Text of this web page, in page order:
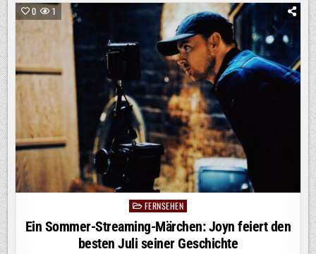
MAGENTASPORT:
„WIR
KÖNNEN
ES
NOCH
BESSER“
–
MSV-
COACH
HIRSCH
SIEHT
TROTZ
3:0
MEHR
POTENZIAL,
MÜNSTER-
TRAINER
WÖRLE
VON
SEINEN
„PREUSSEN B
EEINDRUCKT“, 5
:2! R
EGENSBURG H
AT S
PASS
0 1
Posted
in
FERNSEHEN
Ein Sommer-Streaming-Märchen: Joyn feiert den
besten Juli seiner Geschichte